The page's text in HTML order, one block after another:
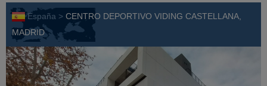
España > CENTRO DEPORTIVO VIDING CASTELLANA,
MADRID